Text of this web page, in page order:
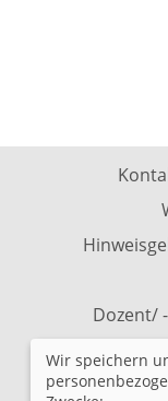
Dozent/
Wir speichern